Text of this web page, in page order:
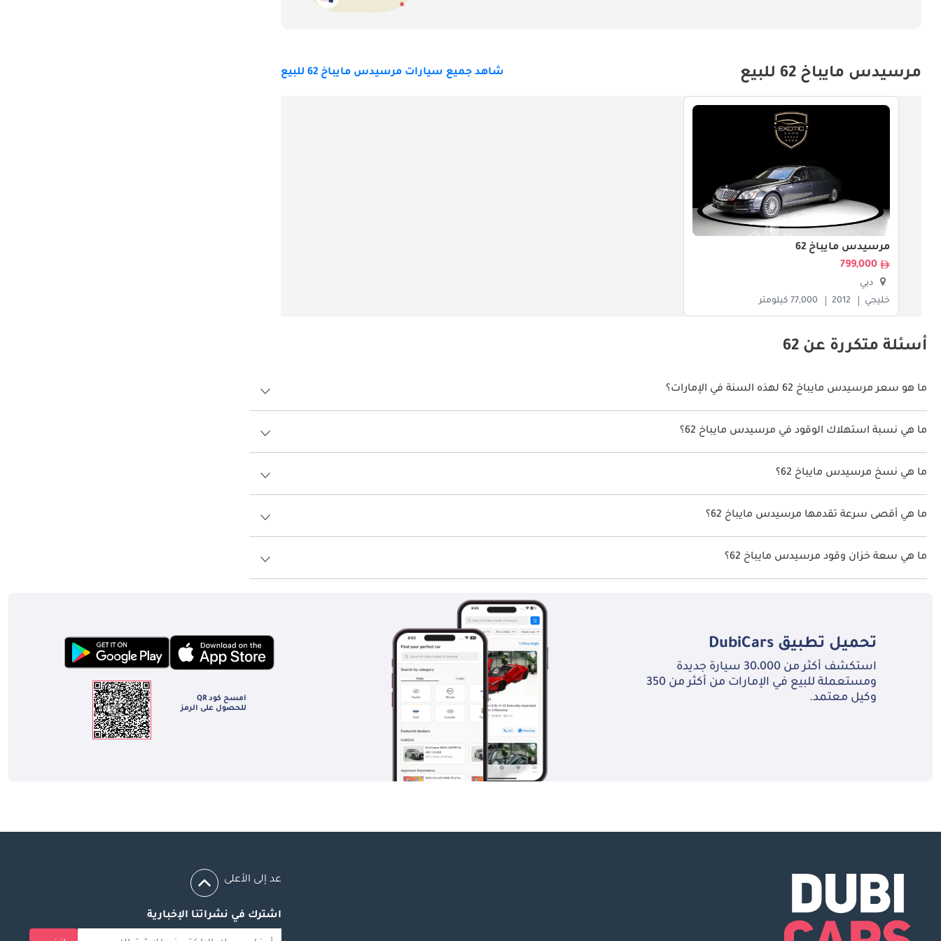
مرسيدس مايباخ 62 للبيع شاهد جميع سيارات مرسيدس مايباخ 62 للبيع
مرسيدس مايباخ 62
799,000
دبي
خليجي
2012 77,000 كيلومتر
أسئلة متكررة عن 62
ما هو سعر مرسيدس مايباخ 62 لهذه السنة في الإمارات؟
مرسيدس مايباخ 62 لهذه السنة في الإمارات هو TBD.
ما هي نسبة استهلاك الوقود في مرسيدس مايباخ 62؟
اقترحت الشركة المصنعة أن تكون نسبة توفير استهلاك الوقود لسيارة مرسيدس مايباخ 62 هو TBD.
ما هي نسخ مرسيدس مايباخ 62؟
نسخ مرسيدس مايباخ 62 هي .
ما هي أقصى سرعة تقدمها مرسيدس مايباخ 62؟
السرعة القصوى مرسيدس مايباخ 62 هي TBD.
ما هي سعة خزان وقود مرسيدس مايباخ 62؟
تبلغ سعة خزان الوقود في مرسيدس مايباخ 62 TBD.
تحميل تطبيق DubiCars
استكشف أكثر من 30،000 سيارة جديدة
ومستعملة للبيع في الإمارات من أكثر من 350
وكيل معتمد.
امسح كود QR
للحصول على الرمز
عد إلى الأعلى
اشترك في نشراتنا الإخبارية